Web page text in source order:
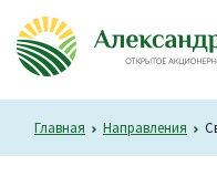
Главная Направления